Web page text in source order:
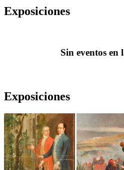
Exposiciones
Sin eventos en
Exposiciones